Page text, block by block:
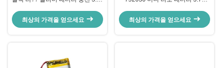
최상의 가격을 얻으세요
최상의 가격을 얻으세요